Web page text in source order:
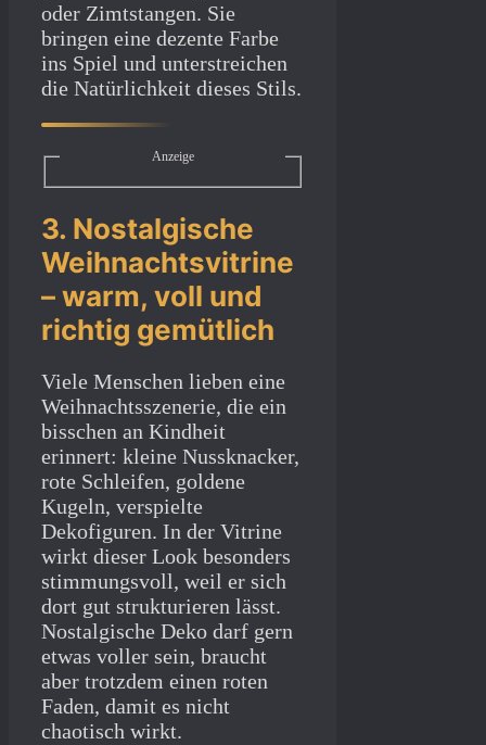
oder Zimtstangen. Sie
bringen eine dezente Farbe
ins Spiel und unterstreichen
die Natürlichkeit dieses Stils.
Anzeige
3. Nostalgische
Weihnachtsvitrine
– warm, voll und
richtig gemütlich
Viele Menschen lieben eine
Weihnachtsszenerie, die ein
bisschen an Kindheit
erinnert: kleine Nussknacker,
rote Schleifen, goldene
Kugeln, verspielte
Dekofiguren. In der Vitrine
wirkt dieser Look besonders
stimmungsvoll, weil er sich
dort gut strukturieren lässt.
Nostalgische Deko darf gern
etwas voller sein, braucht
aber trotzdem einen roten
Faden, damit es nicht
chaotisch wirkt.